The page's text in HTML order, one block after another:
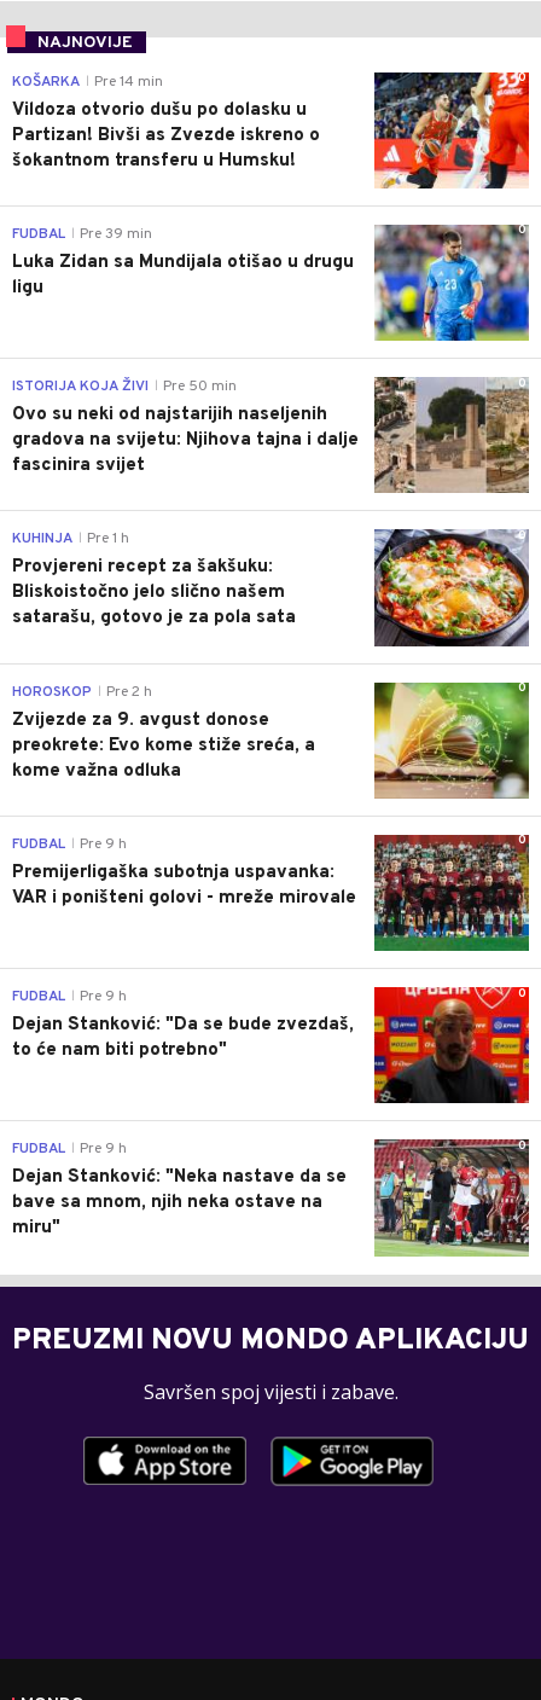
NAJNOVIJE
0
KOŠARKA Pre 14 min
Vildoza otvorio dušu po dolasku u
Partizan! Bivši as Zvezde iskreno o
šokantnom transferu u Humsku!
0
FUDBAL Pre 39 min
Luka Zidan sa Mundijala otišao u drugu
ligu
0
ISTORIJA KOJA ŽIVI Pre 50 min
Ovo su neki od najstarijih naseljenih
gradova na svijetu: Njihova tajna i dalje
fascinira svijet
0
KUHINJA Pre 1 h
Provjereni recept za šakšuku:
Bliskoistočno jelo slično našem
satarašu, gotovo je za pola sata
0
HOROSKOP Pre 2 h
Zvijezde za 9. avgust donose
preokrete: Evo kome stiže sreća, a
kome važna odluka
0
FUDBAL Pre 9 h
Premijerligaška subotnja uspavanka:
VAR i poništeni golovi - mreže mirovale
0
FUDBAL Pre 9 h
Dejan Stanković: "Da se bude zvezdaš,
to će nam biti potrebno"
0
FUDBAL Pre 9 h
Dejan Stanković: "Neka nastave da se
bave sa mnom, njih neka ostave na
miru"
PREUZMI NOVU MONDO APLIKACIJU
Savršen spoj vijesti i zabave.